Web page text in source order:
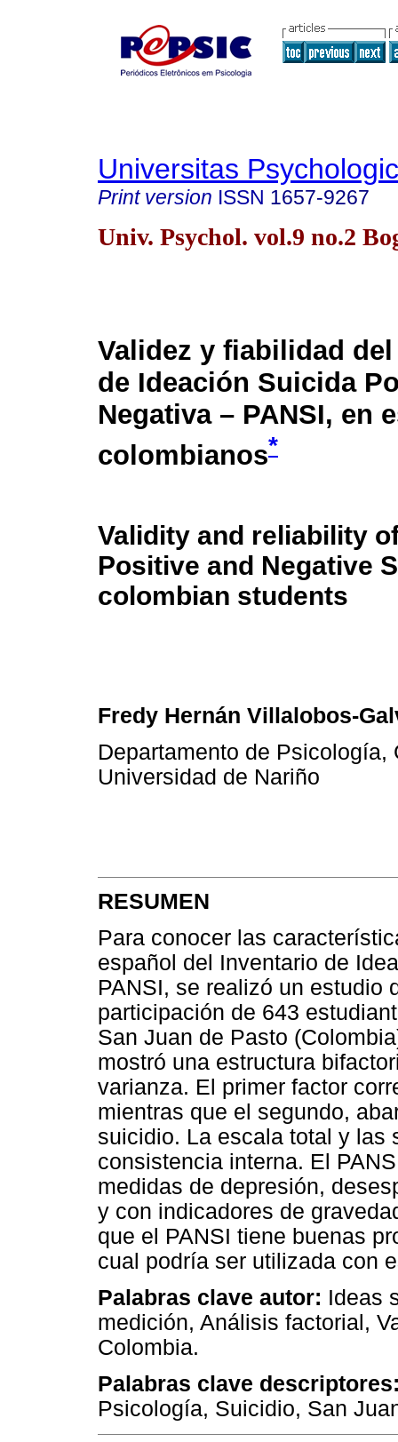
Universitas
Print version ISSN 1657-9267
Univ. Psychol. vol.9 no.2
Validez y fiabilidad
de Ideación Suicida
Negativa – PANSI, en
colombianos*
Validity and reliability
Positive and Negative
colombian students
Fredy Hernán Villalobos-
Departamento de
Universidad de Nariño
RESUMEN
Para conocer las
español del Inventario de
PANSI, se realizó un estudio
participación de 643
San Juan de Pasto
mostró una estructura
varianza. El primer factor
mientras que el segundo,
suicidio. La escala total y las
consistencia interna. El
medidas de depresión,
y con indicadores de
que el PANSI tiene buenas
cual podría ser utilizada con
Palabras clave autor: Ideas
medición, Análisis factorial,
Colombia.
Palabras clave
Psicología, Suicidio, San